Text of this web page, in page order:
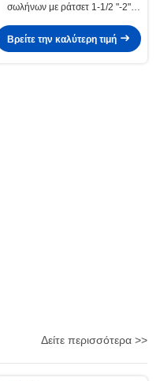
σωλήνων με ράτσετ 1-1/2 "-2"
και ανθεκτικό στη φθορά για
μακρά χρήση
Βρείτε την καλύτερη τιμή
Δείτε περισσότερα >>